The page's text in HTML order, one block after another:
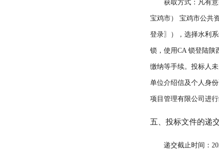
获取方式：凡有
宝鸡市） 宝鸡市公共
登录〗），选择水利
锁，使用CA 锁登陆陕
缴纳等手续。投标人
单位介绍信及个人身
项目管理有限公司进
五、投标文件的递
递交截止时间：